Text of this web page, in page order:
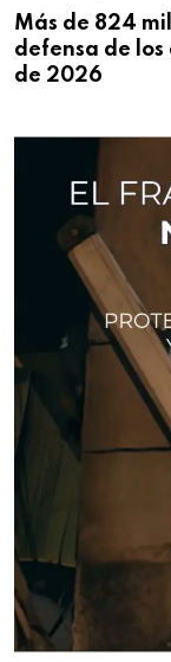
Más de 824
defensa de
de 2026